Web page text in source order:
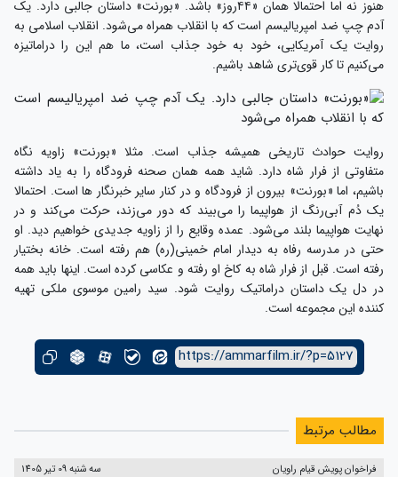
نهایت هواپیما بلند می‌شود. عمده وقایع را از زاویه جدیدی خواهیم دید. او
حتی در مدرسه رفاه به دیدار امام خمینی(ره) هم رفته است. خانه بختیار
رفته است. قبل از فرار شاه به کاخ او رفته و عکاسی کرده است. اینها باید همه
در دل یک داستان دراماتیک روایت شود. سید رامین موسوى ملکى تهیه
کننده این مجموعه است.
مطالب مرتبط
فراخوان پویش قیام راویان
سه شنبه 09 تیر 1405
سه شنبه 08 اردیبهشت 1405
مِثلی لا یُبایِعُ مِثلَ یَزید
نظرات
تمام فیلدها اجباری می‌باشند.